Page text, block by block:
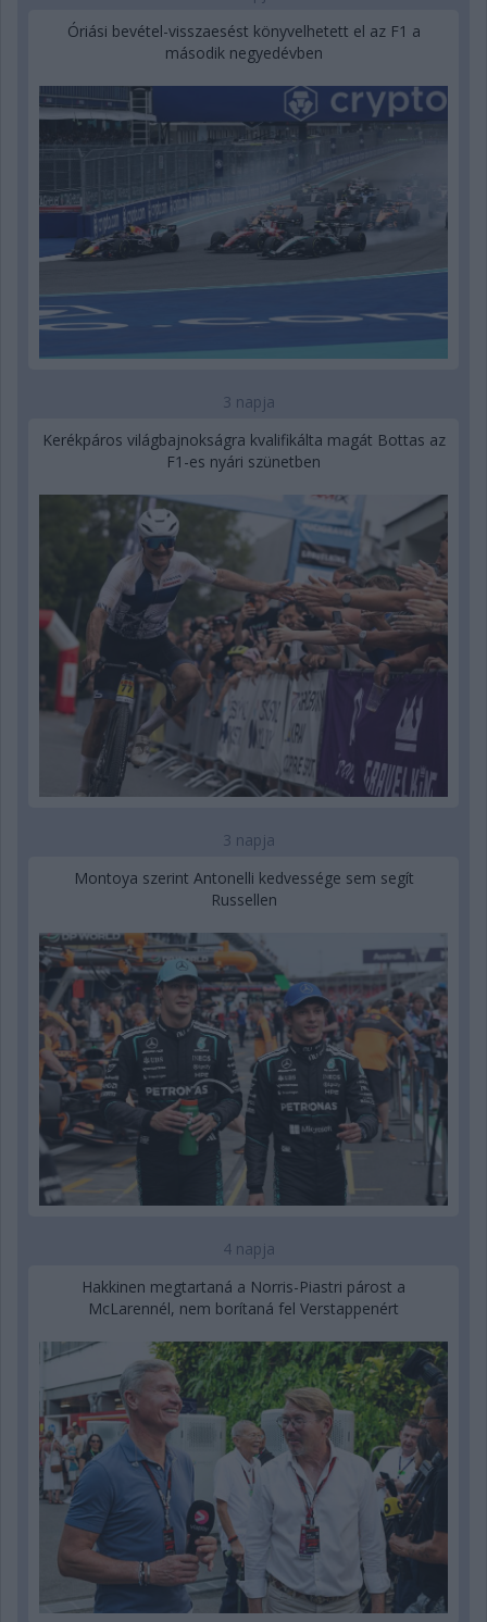
Óriási bevétel-visszaesést könyvelhetett el az F1 a
második negyedévben
3 napja
Kerékpáros világbajnokságra kvalifikálta magát Bottas az
F1-es nyári szünetben
3 napja
Montoya szerint Antonelli kedvessége sem segít
Russellen
4 napja
Hakkinen megtartaná a Norris-Piastri párost a
McLarennél, nem borítaná fel Verstappenért